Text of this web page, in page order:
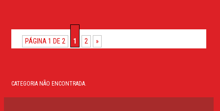
PÁGINA 1 DE 2 1 2 »
CATEGORIA NÃO ENCONTRADA.